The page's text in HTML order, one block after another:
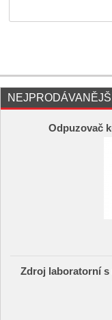
Odpuzovač
Zdroj laboratorní s